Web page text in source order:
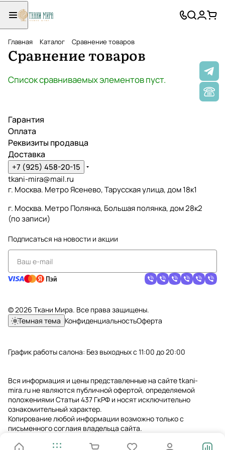
Главная Каталог Сравнение товаров
Сравнение товаров
Список сравниваемых элементов пуст.
Гарантия
Оплата
Реквизиты продавца
Доставка
+7 (925) 458-20-15
tkani-mira@mail.ru
г. Москва. Метро Ясенево, Тарусская улица, дом 18к1
г. Москва. Метро Полянка, Большая полянка, дом 28к2
(по записи)
Подписаться на новости и акции
© 2026 Ткани Мира. Все права защищены.
Темная тема КонфиденциальностьОферта
График работы салона: Без выходных с 11:00 до 20:00
Вся информация и цены представленные на сайте tkani-
mira.ru не являются публичной офертой, определяемой
положениями Статьи 437 ГкРФ и носят исключительно
ознакомительный характер.
Копирование любой информации возможно только с
письменного соглаия владельца сайта.